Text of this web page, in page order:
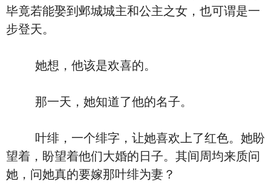
毕竟若能娶到邺城城主和公主之女，也可谓是一
步登天。
她想，他该是欢喜的。
那一天，她知道了他的名子。
叶绯，一个绯字，让她喜欢上了红色。她盼
望着，盼望着他们大婚的日子。其间周均来质问
她，问她真的要嫁那叶绯为妻？